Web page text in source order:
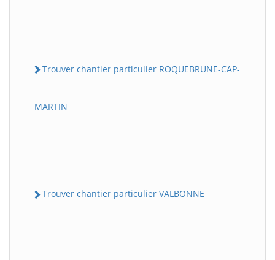
Trouver chantier particulier ROQUEBRUNE-CAP-
MARTIN
Trouver chantier particulier VALBONNE